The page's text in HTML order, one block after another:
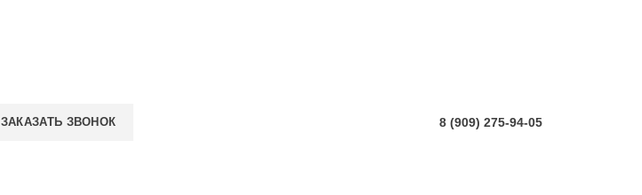
ЗАКАЗАТЬ ЗВОНОК 8 (909) 275-94-05